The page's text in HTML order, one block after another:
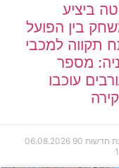
ביציע
בין הפועל
תקווה למכבי
מספר
עוכבו
חדשות 90
06.08.2026